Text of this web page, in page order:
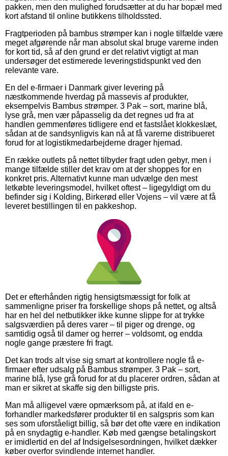
pakken, men den mulighed forudsætter at du har bopæl med
kort afstand til online butikkens tilholdssted.
Fragtperioden på bambus strømper kan i nogle tilfælde være
meget afgørende når man absolut skal bruge varerne inden
for kort tid, så af den grund er det relativt vigtigt at man
undersøger det estimerede leveringstidspunkt ved den
relevante vare.
En del e-firmaer i Danmark giver levering på
næstkommende hverdag på massevis af produkter,
eksempelvis Bambus strømper. 3 Pak – sort, marine blå,
lyse grå, men vær påpasselig da det regnes ud fra at
handlen gemmenføres tidligere end et fastslået klokkeslæt,
sådan at de sandsynligvis kan nå at få varerne distribueret
forud for at logistikmedarbejderne drager hjemad.
En række outlets på nettet tilbyder fragt uden gebyr, men i
mange tilfælde stiller det krav om at der shoppes for en
konkret pris. Alternativt kunne man udvælge den mest
letkøbte leveringsmodel, hvilket oftest – ligegyldigt om du
befinder sig i Kolding, Birkerød eller Vojens – vil være at få
leveret bestillingen til en pakkeshop.
Det er efterhånden rigtig hensigtsmæssigt for folk at
sammenligne priser fra forskellige shops på nettet, og altså
har en hel del netbutikker ikke kunne slippe for at trykke
salgsværdien på deres varer – til piger og drenge, og
samtidig også til damer og herrer – voldsomt, og endda
nogle gange præstere fri fragt.
Det kan trods alt vise sig smart at kontrollere nogle få e-
firmaer efter udsalg på Bambus strømper. 3 Pak – sort,
marine blå, lyse grå forud for at du placerer ordren, sådan at
man er sikret at skaffe sig den billigste pris.
Man må alligevel være opmærksom på, at ifald en e-
forhandler markedsfører produkter til en salgspris som kan
ses som uforståeligt billig, så bør det ofte være en indikation
på en snydagtig e-handler. Køb med gængse betalingskort
er imidlertid en del af Indsigelsesordningen, hvilket dækker
køber overfor svindlende internet handler.